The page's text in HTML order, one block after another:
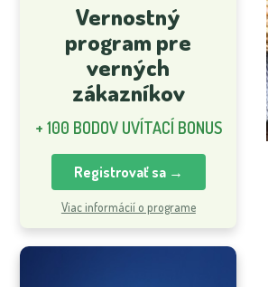
Vernostný
program pre
verných
zákazníkov
+ 100 BODOV UVÍTACÍ BONUS
Registrovať sa →
Viac informácií o programe